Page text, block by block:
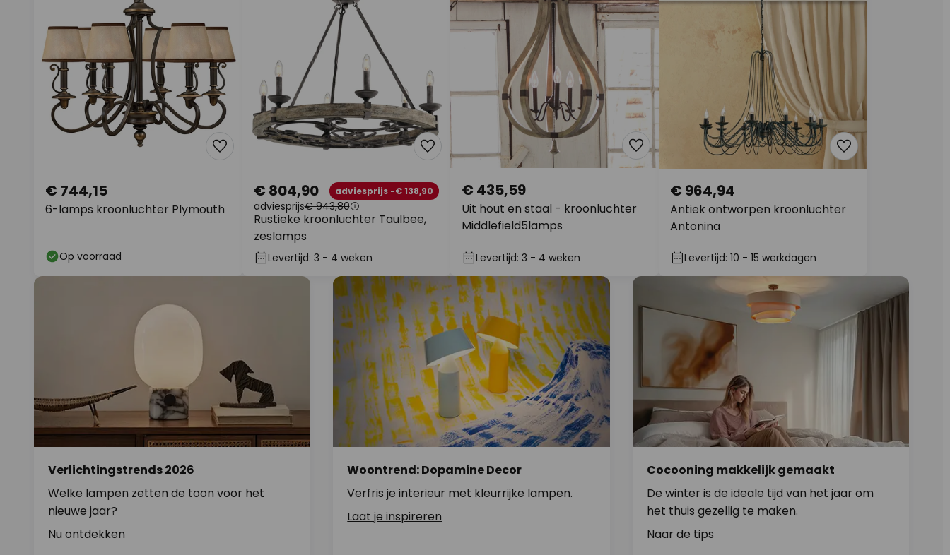
6-lamps kroonluchter Plymouth
€ 744,15
Op voorraad
Rustieke kroonluchter Taulbee,
zeslamps
€ 804,90 adviesprijs -€ 138,90
adviesprijs€ 943,80
Levertijd: 3 - 4 weken
Uit hout en staal - kroonluchter
Middlefield5lamps
€ 435,59
Levertijd: 3 - 4 weken
Antiek ontworpen kroonluchter
Antonina
€ 964,94
Levertijd: 10 - 15 werkdagen
Verlichtingstrends 2026
Welke lampen zetten de toon voor het
nieuwe jaar?
Nu ontdekken
Woontrend: Dopamine Decor
Verfris je interieur met kleurrijke lampen.
Laat je inspireren
Cocooning makkelijk gemaakt
De winter is de ideale tijd van het jaar om
het thuis gezellig te maken.
Naar de tips